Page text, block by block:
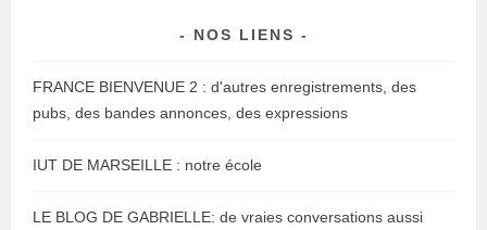
NOS LIENS
FRANCE BIENVENUE 2 : d'autres enregistrements, des
pubs, des bandes annonces, des expressions
IUT DE MARSEILLE : notre école
LE BLOG DE GABRIELLE: de vraies conversations aussi